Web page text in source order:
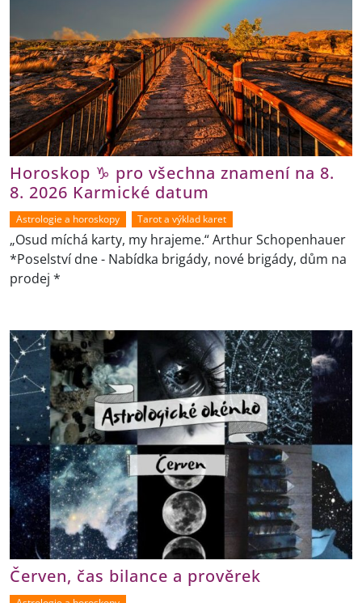
Horoskop ♑ pro všechna znamení na 8.
8. 2026 Karmické datum
Astrologie a horoskopy Tarot a výklad karet
„Osud míchá karty, my hrajeme.“ Arthur Schopenhauer
*Poselství dne - Nabídka brigády, nové brigády, dům na
prodej *
Červen, čas bilance a prověrek